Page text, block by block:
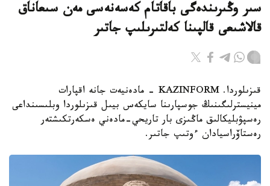
سىر وڭىرىندەگى باقاتام كەسەنەسى مەن سىعاناق
قالاشىعى قالپىنا كەلتىرىلىپ جاتىر
قىزىلوردا. KAZINFORM - مادەنيەت جانە اقپارات
مينيسترلىگىنىڭ جوسپارىنا سايكەس بيىل قىزىلوردا وبلىسىنداعى
رەسپۋبليكالىق ماڭىزى بار تاريحي-مادەني ەسكەرتكىشتەر
رەستاۆراسيادان ءوتىپ جاتىر.